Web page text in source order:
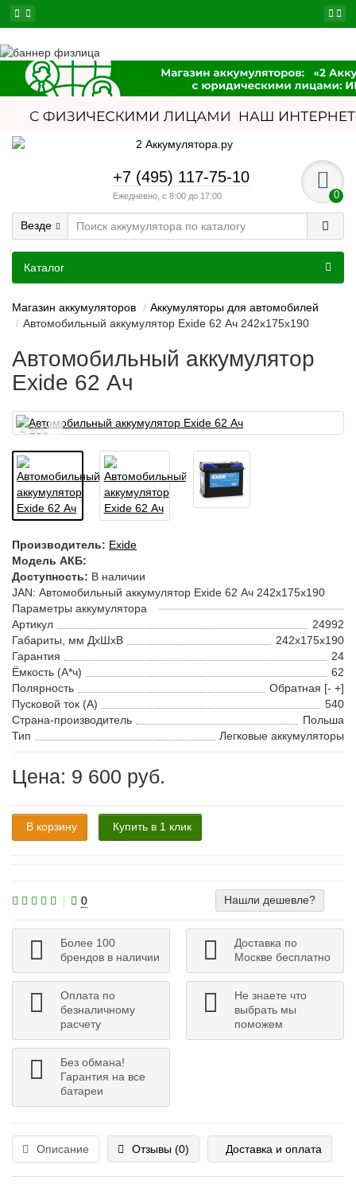
+7 (495) 117-75-10
Ежедневно, с 8:00 до 17:00 0
Везде
Каталог
Магазин аккумуляторов
Аккумуляторы для автомобилей
Автомобильный аккумулятор Exide 62 Ач 242x175x190
Автомобильный аккумулятор
Exide 62 Ач
4 200
Производитель: Exide
Модель АКБ:
Доступность: В наличии
JAN: Автомобильный аккумулятор Exide 62 Ач 242x175x190
Параметры аккумулятора
Артикул
24992
Габариты, мм ДхШхВ
242x175x190
Гарантия
24
Ёмкость (А*ч)
62
Полярность
Обратная [- +]
Пусковой ток (А)
540
Страна-производитель
Польша
Тип
Легковые аккумуляторы
Цена: 9 600 руб.
В корзину Купить в 1 клик
0 Нашли дешевле?
Более 100
брендов в наличии
Доставка по
Москве бесплатно
Оплата по
безналичному
расчету
Не знаете что
выбрать мы
поможем
Без обмана!
Гарантия на все
батареи
Описание Отзывы (0) Доставка и оплата